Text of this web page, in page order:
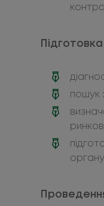
пошук